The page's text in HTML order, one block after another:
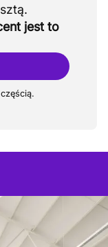
jest to